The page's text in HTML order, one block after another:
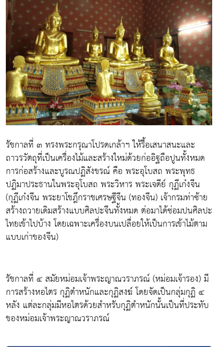
รัชกาลที่ ๓ ทรงพระกรุณาโปรดเกล้าฯ ให้รื้อเสนาสนะและ
ถาวรวัตถุที่เป็นเครื่องไม้และสร้างใหม่ด้วยก่ออิฐถือปูนทั้งหมด
การก่อสร้างและบูรณปฏิสังขรณ์ คือ พระอุโบสถ พระพุทธ
ปฏิมาประธานในพระอุโบสถ พระวิหาร พระเจดีย์ กุฏีเก๋งจีน
(กุฏีเก๋งจีน พระยาโชฎึกราชเศรษฐีจีน (ทองจีน) เจ้ากรมท่าซ้าย
สร้างถวายเดิมสร้างแบบศิลปะจีนทั้งหมด ต่อมาได้ซ่อมปนศิลปะ
ไทยเข้าไปบ้าง โดยเฉพาะเครื่องบนเปลื่อยให้เป็นการเข้าไม้ตาม
แบบเก่าของจีน)
รัชกาลที่ ๔ สมัยหม่อมเจ้าพระญาณวราภรณ์ (หม่อมเจ้ารอง) มี
การสร้างหอไตร กุฏิตำหนักและกุฏิสงฆ์ โดยจัดเป็นกลุ่มกุฏิ ๔
หลัง แต่ละกลุ่มมีหอไตรด้วยสำหรับกุฏิตำหนักนั้นเป็นที่ประทับ
ของหม่อมเจ้าพระญาณวราภรณ์